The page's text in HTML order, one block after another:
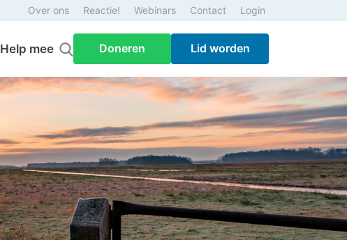
Over ons Reactie! Webinars Contact Login
Help mee Doneren Lid worden